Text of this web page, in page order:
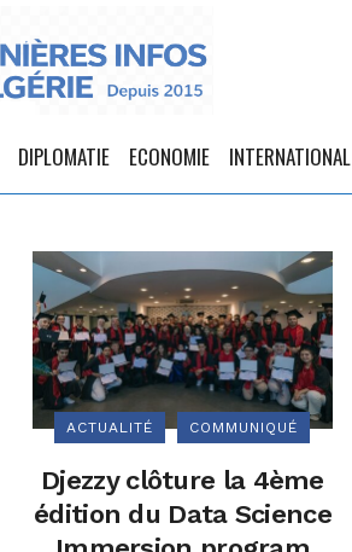
DIPLOMATIE ECONOMIE INTERNATIONAL
ACTUALITÉ COMMUNIQUÉ
Djezzy clôture la 4ème
édition du Data Science